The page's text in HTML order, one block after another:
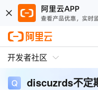
开发者社区
discuzrds不定